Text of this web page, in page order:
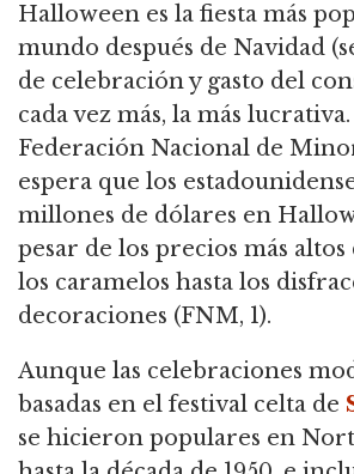
Halloween es la fiesta más
mundo después de Navidad
de celebración y gasto del
cada vez más, la más
Federación Nacional de
espera que los
millones de dólares en
pesar de los precios más altos
los caramelos hasta los
decoraciones (FNM, 1).
Aunque las celebraciones
basadas en el festival celta de
se hicieron populares en